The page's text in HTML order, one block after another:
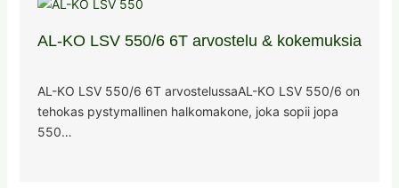
AL-KO LSV 550/6 6T arvostelu & kokemuksia
AL-KO LSV 550/6 6T arvostelussaAL-KO LSV 550/6 on
tehokas pystymallinen halkomakone, joka sopii jopa
550…